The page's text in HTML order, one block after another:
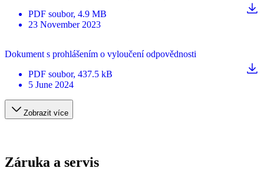
PDF soubor, 4.9 MB
23 November 2023
Dokument s prohlášením o vyloučení odpovědnosti
PDF soubor, 437.5 kB
5 June 2024
Zobrazit více
Záruka a servis